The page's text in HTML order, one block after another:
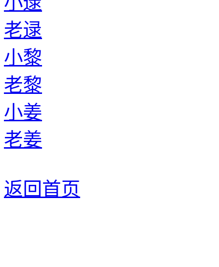
老逯
小黎
老黎
小姜
老姜
返回首页